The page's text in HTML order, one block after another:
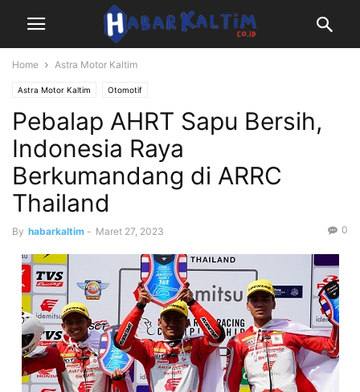
Home Astra Motor Kaltim
Astra Motor Kaltim Otomotif
Pebalap AHRT Sapu Bersih,
Indonesia Raya
Berkumandang di ARRC
Thailand
By habarkaltim - Maret 27, 2023 0